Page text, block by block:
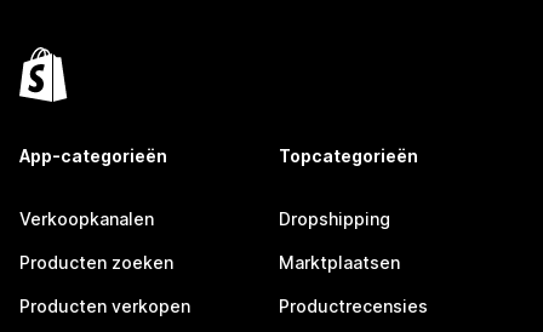
App-categorieën
Verkoopkanalen
Producten zoeken
Producten verkopen
Topcategorieën
Dropshipping
Marktplaatsen
Productrecensies